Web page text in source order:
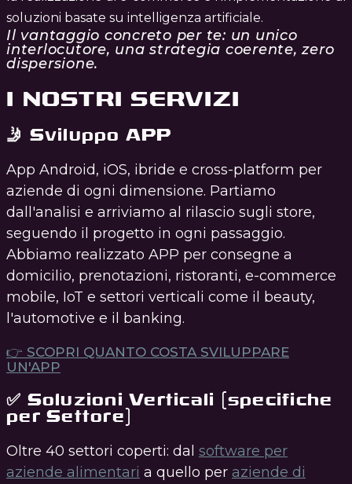
soluzioni basate su intelligenza artificiale.
Il vantaggio concreto per te: un unico
interlocutore, una strategia coerente, zero
dispersione.
I NOSTRI SERVIZI
🤳 Sviluppo APP
App Android, iOS, ibride e cross-platform per
aziende di ogni dimensione. Partiamo
dall'analisi e arriviamo al rilascio sugli store,
seguendo il progetto in ogni passaggio.
Abbiamo realizzato APP per consegne a
domicilio, prenotazioni, ristoranti, e-commerce
mobile, IoT e settori verticali come il beauty,
l'automotive e il banking.
👉 SCOPRI QUANTO COSTA SVILUPPARE
UN'APP
✅ Soluzioni Verticali (specifiche
per Settore)
Oltre 40 settori coperti: dal software per
aziende alimentari a quello per aziende di